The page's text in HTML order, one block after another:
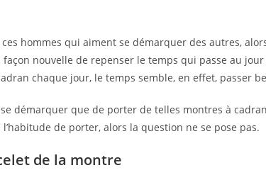
hommes qui aiment se démarquer des autres,
façon nouvelle de repenser le temps qui passe au
chaque jour, le temps semble, en effet, passer
se démarquer que de porter de telles montres à
de porter, alors la question ne se pose pas.
de la montre